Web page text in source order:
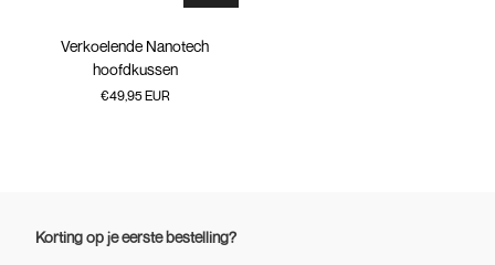
Verkoelende Nanotech
hoofdkussen
€49,95 EUR
Korting op je eerste bestelling?